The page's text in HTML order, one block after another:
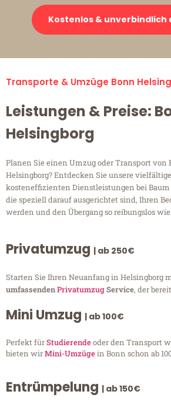
Kostenlos &
Transporte & Umzüge Bonn
Leistungen & Preise:
Helsingborg
Planen Sie einen Umzug oder Transport von
Helsingborg? Entdecken Sie unsere
kosteneffizienten Dienstleistungen bei
die speziell darauf ausgerichtet sind, Ihren
werden und den Übergang so reibungslos
Privatumzug | ab 250€
Starten Sie Ihren Neuanfang in Helsingborg
umfassendenPrivatumzugService, der
Mini Umzug | ab 100€
Perfekt fürStudierendeoder den Transport
bieten wirMini-Umzügein Bonn schon ab
Entrümpelung | ab 150€